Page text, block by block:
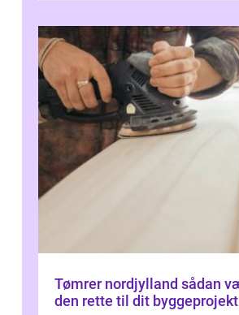
Tømrer nordjylland sådan vælger du
den rette til dit byggeprojekt